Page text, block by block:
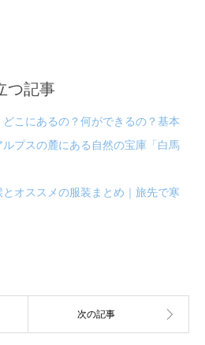
つ記事
こにあるの？何ができるの？基本
ルプスの麓にある自然の宝庫「白馬
とオススメの服装まとめ｜旅先で寒